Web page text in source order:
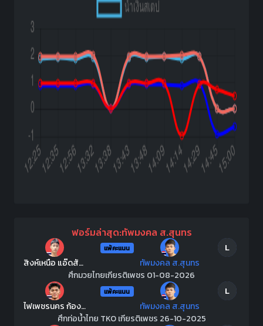
ฟอร์มล่าสุด:ทัพมงคล ส.สุนทร
แพ้คะแนน
L
สิงห์เหนือ แอ๊ดสันป่าตอง
ทัพมงคล ส.สุนทร
ศึกมวยไทยเกียรติเพชร 01-08-2026
แพ้คะแนน
L
ไฟเพชรนคร ก้องจักรวาลมวยไทย
ทัพมงคล ส.สุนทร
ศึกท่อน้ำไทย TKO เกียรติเพชร 26-10-2025